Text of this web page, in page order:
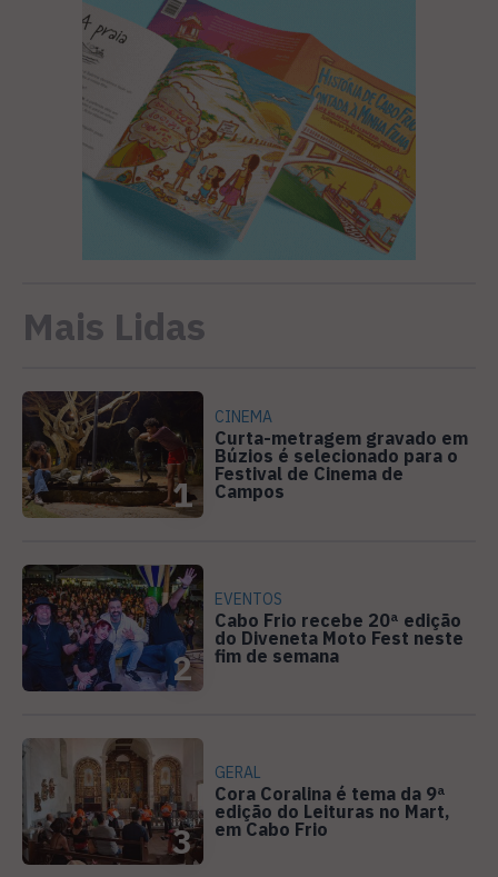
Mais Lidas
1
CINEMA
Curta-metragem gravado em
Búzios é selecionado para o
Festival de Cinema de
Campos
2
EVENTOS
Cabo Frio recebe 20ª edição
do Diveneta Moto Fest neste
fim de semana
3
GERAL
Cora Coralina é tema da 9ª
edição do Leituras no Mart,
em Cabo Frio